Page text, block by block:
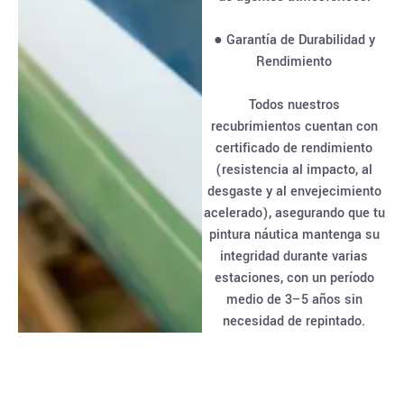
● Garantía de Durabilidad y
Rendimiento
Todos nuestros
recubrimientos cuentan con
certificado de rendimiento
(resistencia al impacto, al
desgaste y al envejecimiento
acelerado), asegurando que tu
pintura náutica mantenga su
integridad durante varias
estaciones, con un período
medio de 3–5 años sin
necesidad de repintado.